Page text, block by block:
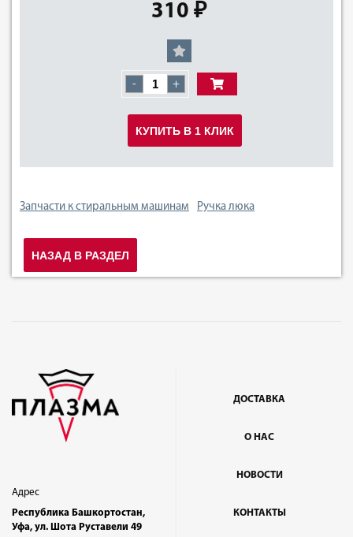
310 ₽
- +
КУПИТЬ В 1 КЛИК
Запчасти к стиральным машинам Ручка люка
НАЗАД В РАЗДЕЛ
Адрес
Республика Башкортостан,
Уфа, ул. Шота Руставели 49
ДОСТАВКА
О НАС
НОВОСТИ
КОНТАКТЫ